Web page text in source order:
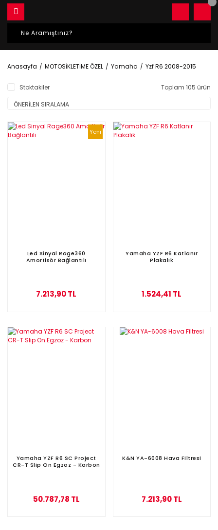
Anasayfa MOTOSİKLETİME ÖZEL Yamaha Yzf R6 2008-2015
Stoktakiler Toplam 105 ürün
Yeni
Led Sinyal Rage360
Amortisör Bağlantılı
7.213,90 TL
Yamaha YZF R6 Katlanır
Plakalık
1.524,41 TL
Yamaha YZF R6 SC Project
CR-T Slip On Egzoz - Karbon
50.787,78 TL
K&N YA-6008 Hava Filtresi
7.213,90 TL